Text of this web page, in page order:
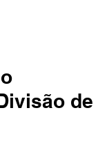
de